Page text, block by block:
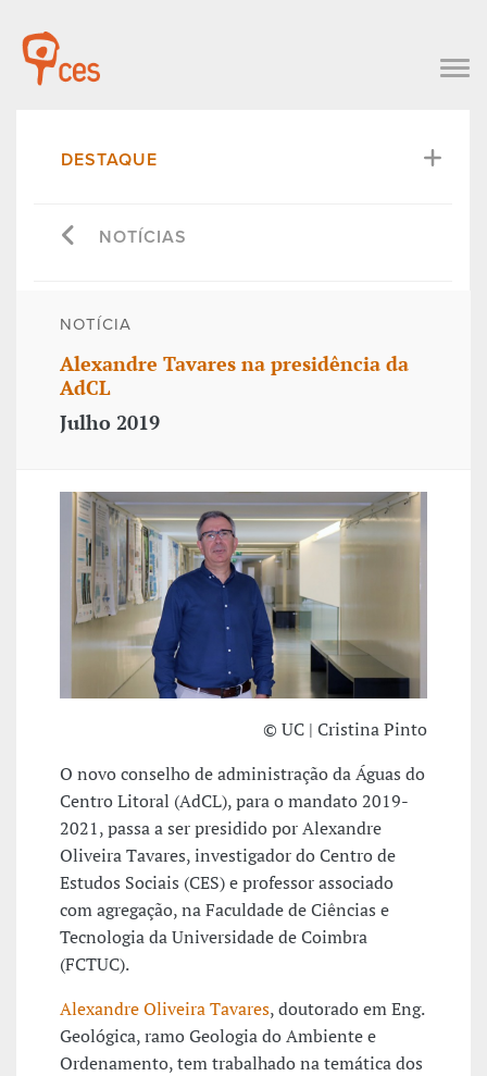
DESTAQUE
NOTÍCIAS
NOTÍCIA
Alexandre Tavares na presidência da
AdCL
Julho 2019
© UC | Cristina Pinto
O novo conselho de administração da Águas do
Centro Litoral (AdCL), para o mandato 2019-
2021, passa a ser presidido por Alexandre
Oliveira Tavares, investigador do Centro de
Estudos Sociais (CES) e professor associado
com agregação, na Faculdade de Ciências e
Tecnologia da Universidade de Coimbra
(FCTUC).
Alexandre Oliveira Tavares, doutorado em Eng.
Geológica, ramo Geologia do Ambiente e
Ordenamento, tem trabalhado na temática dos